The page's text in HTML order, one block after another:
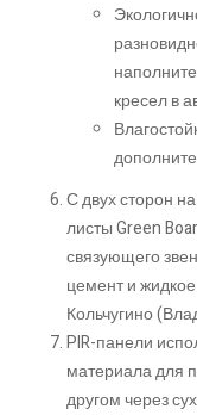
кресел в
С двух сторон
листы Green
связующего
цемент и жидкое
Кольчугино
PIR-панели
материала для
другом через